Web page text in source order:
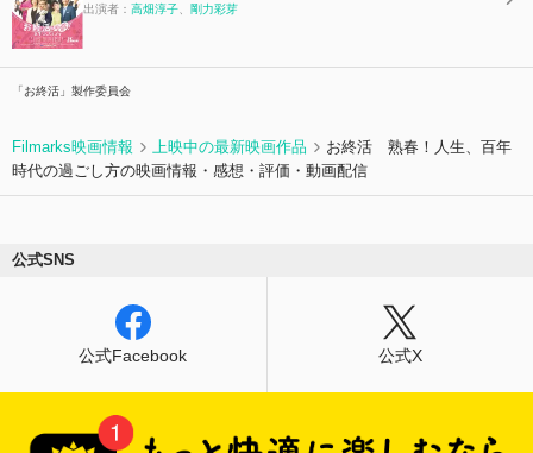
出演者： 高畑淳子 剛力彩芽
「お終活」製作委員会
Filmarks映画情報 上映中の最新映画作品
お終活 熟春！人生、百年
時代の過ごし方の映画情報・感想・評価・動画配信
公式SNS
公式Facebook 公式X